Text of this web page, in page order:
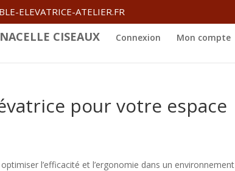
ELEVATRICE-ATELIER.FR
NACELLE CISEAUX Connexion Mon compte
pour votre espace
l’efficacité et l’ergonomie dans un environnement